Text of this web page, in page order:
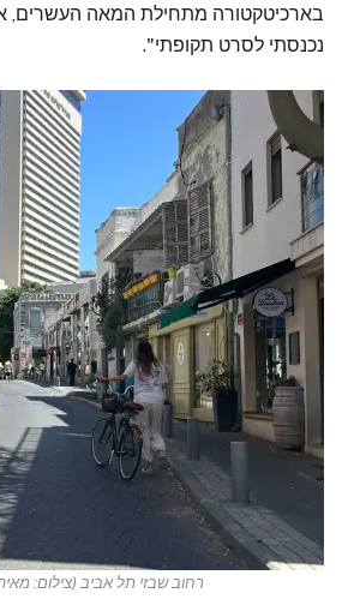
בארכיטקטורה מתחילת המאה העשרים,
נכנסתי לסרט תקופתי".
רחוב שבזי תל אביב (צילום: